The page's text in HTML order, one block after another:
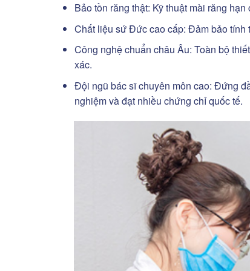
Bảo tồn răng thật: Kỹ thuật mài răng
Chất liệu sứ Đức cao cấp: Đảm bảo tính
Công nghệ chuẩn châu Âu: Toàn bộ
xác.
Đội ngũ bác sĩ chuyên môn cao: Đứng
nghiệm và đạt nhiều chứng chỉ quốc tế.